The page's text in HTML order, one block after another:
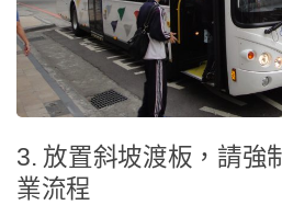
3. 放置斜坡渡板，請強
業流程